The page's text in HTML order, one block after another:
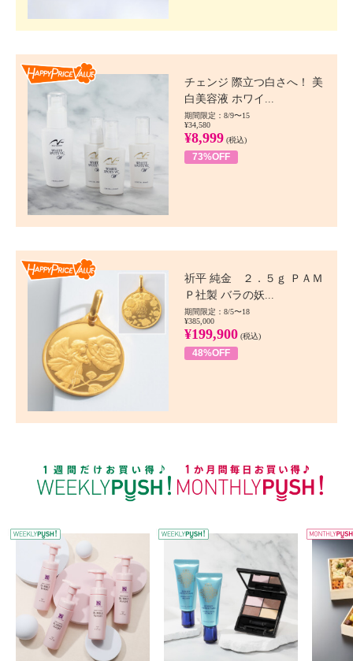
チェンジ 際立つ白さへ！ 美
白美容液 ホワイ...
期間限定：8/9〜15
¥34,580
¥8,999 (税込)
73%OFF
祈平 純金 ２．５ｇ ＰＡＭ
Ｐ社製 バラの妖...
期間限定：8/5〜18
¥385,000
¥199,900 (税込)
48%OFF
WEEKLY PUSH